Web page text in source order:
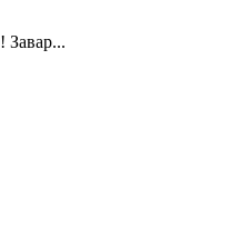
Завар...